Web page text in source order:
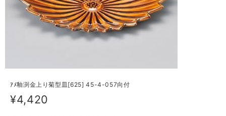
ｱﾒ釉渕金上り菊型皿[625] 45-4-057向付
¥4,420